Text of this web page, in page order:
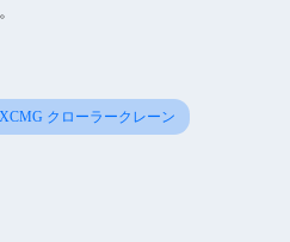
XCMG クローラークレーン